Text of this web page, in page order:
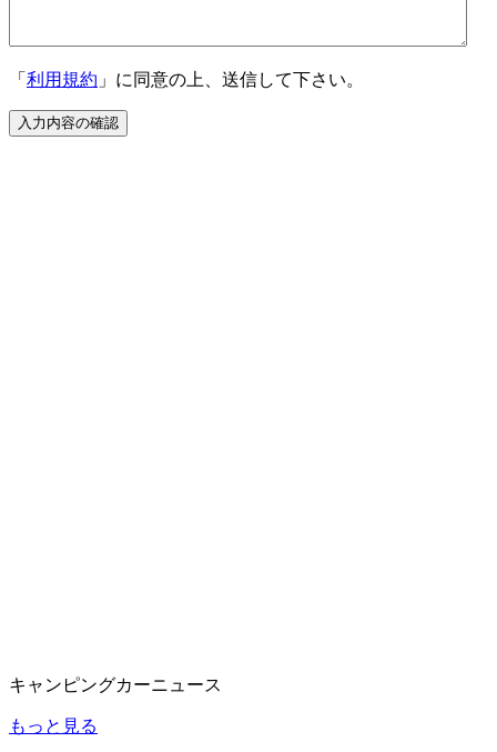
「 利用規約 」に同意の上、送信して下さい。
キャンピングカーニュース
もっと見る